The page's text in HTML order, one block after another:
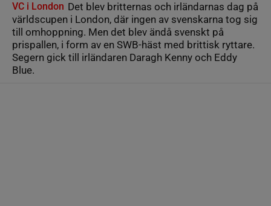
VC i London Det blev britternas och irländarnas dag på
världscupen i London, där ingen av svenskarna tog sig
till omhoppning. Men det blev ändå svenskt på
prispallen, i form av en SWB-häst med brittisk ryttare.
Segern gick till irländaren Daragh Kenny och Eddy
Blue.